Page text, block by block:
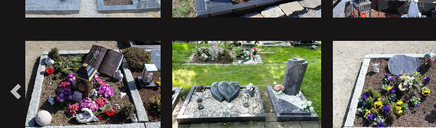
Vorheriges